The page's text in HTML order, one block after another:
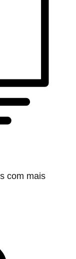
com mais